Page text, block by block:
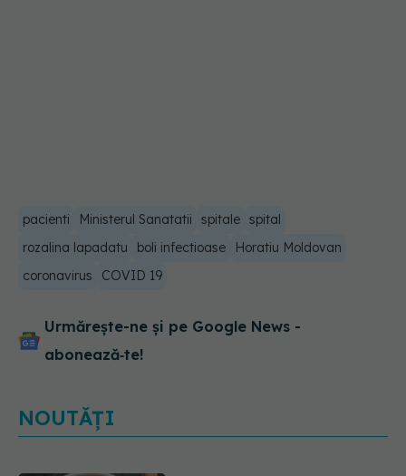
pacienti Ministerul Sanatatii spitale spital
rozalina lapadatu
boli infectioase
Horatiu Moldovan
coronavirus
COVID 19
Urmărește-ne și pe Google News -
abonează‑te!
NOUTĂȚI